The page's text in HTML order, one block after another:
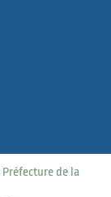
Préfecture de la